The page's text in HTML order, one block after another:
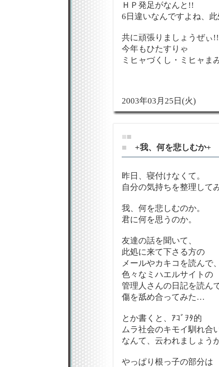
ＨＰ発足がなんと!!
6日違いなんですよね、
共に頑張りましょうぜぃ!!
今年もひたすりゃ
ミヒャづくし・ミヒャま
2003年03月25日(火)
■■
■
+我、何を悲しむか+
昨日、寝付けなくて。
自分の気持ちを整理して
我、何を悲しむのか。
君に何を思うのか。
友達の話を聞いて、
此処に来て下さる方の
メールやカキコを読んで
色々なミハエルサイトの
管理人さんの日記を読ん
傷を舐め合ってみた…
とか書くと、ｱｺﾞｦﾀ的
ムラ社会のキモイ馴れ合
なんて、云われましょう
やっぱり根っ子の部分は